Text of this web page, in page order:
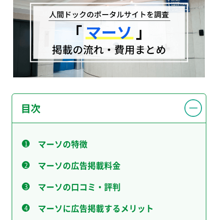
目次
マーソの特徴
マーソの広告掲載料金
マーソの口コミ・評判
マーソに広告掲載するメリット